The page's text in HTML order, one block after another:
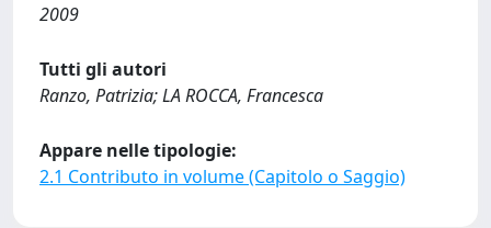
2009
Tutti gli autori
Ranzo, Patrizia; LA ROCCA, Francesca
Appare nelle tipologie:
2.1 Contributo in volume (Capitolo o Saggio)